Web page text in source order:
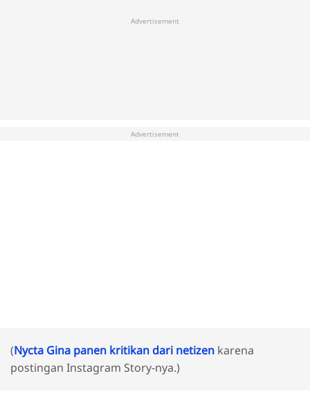
Advertisement
Advertisement
(Nycta Gina panen kritikan dari netizen karena
postingan Instagram Story-nya.)